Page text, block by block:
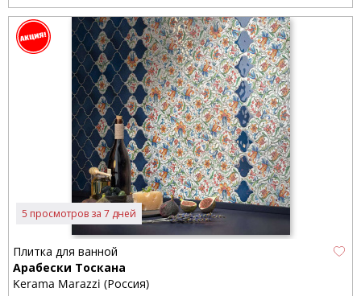
5 просмотров за 7 дней
Плитка для ванной
Арабески Тоскана
Kerama Marazzi (Россия)